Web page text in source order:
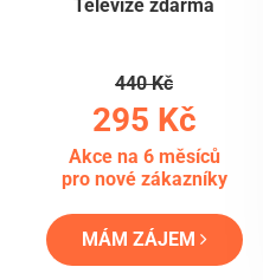
Televize zdarma
440 Kč
295 Kč
Akce na 6 měsíců
pro nové zákazníky
MÁM ZÁJEM